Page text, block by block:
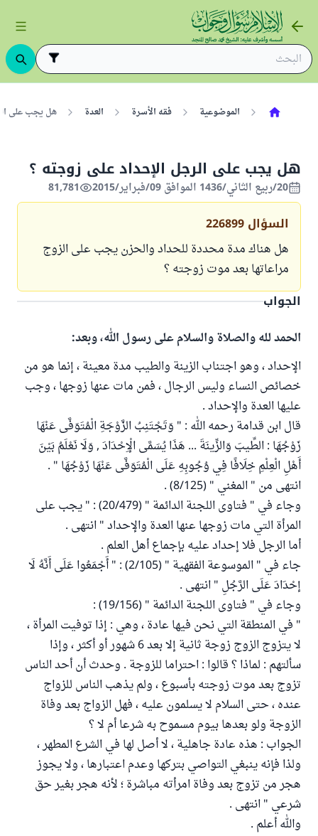
الموضوعية فقه الأسرة العدة هل يجب على
هل يجب على الرجل الإحداد على زوجته ؟
20/ربيع الثاني/1436 الموافق 09/فبراير/2015 81,781
السؤال 226899
هل هناك مدة محددة للحداد والحزن يجب على الزوج
مراعاتها بعد موت زوجته ؟
الجواب
الحمد لله والصلاة والسلام على رسول الله، وبعد:
الإحداد ، وهو اجتناب الزينة والطيب مدة معينة ، إنما هو من
خصائص النساء وليس الرجال ، فمن مات عنها زوجها ، وجب
عليها العدة والإحداد .
قال ابن قدامة رحمه الله : " وَتَجْتَنِبُ الزَّوْجَةِ الْمُتَوَفَّى عَنْهَا
زَوْجُهَا : الطِّيبَ وَالزِّينَةَ ... هَذَا يُسَمَّى الْإِحْدَادَ , وَلَا نَعْلَمُ بَيْنَ
أَهْلِ الْعِلْمِ خِلَافًا فِي وُجُوبِهِ عَلَى الْمُتَوَفَّى عَنْهَا زَوْجُهَا " .
انتهى من " المغني " (8/125) .
وجاء في " فتاوى اللجنة الدائمة " (20/479) : " يجب على
المرأة التي مات زوجها عنها العدة والإحداد " انتهى .
أما الرجل فلا إحداد عليه بإجماع أهل العلم .
جاء في " الموسوعة الفقهية " (2/105) : " أَجْمَعُوا عَلَى أَنَّهُ لَا
إحْدَادَ عَلَى الرَّجُلِ " انتهى .
وجاء في " فتاوى اللجنة الدائمة " (19/156) :
" في المنطقة التي نحن فيها عادة ، وهي : إذا توفيت المرأة ،
لا يتزوج الزوج زوجة ثانية إلا بعد 6 شهور أو أكثر ، وإذا
سألتهم : لماذا ؟ قالوا : احتراما للزوجة . وحدث أن أحد الناس
تزوج بعد موت زوجته بأسبوع ، ولم يذهب الناس للزواج
عنده ، حتى السلام لا يسلمون عليه ، فهل الزواج بعد وفاة
الزوجة ولو بعدها بيوم مسموح به شرعا أم لا ؟
الجواب : هذه عادة جاهلية ، لا أصل لها في الشرع المطهر ،
ولذا فإنه ينبغي التواصي بتركها وعدم اعتبارها ، ولا يجوز
هجر من تزوج بعد وفاة امرأته مباشرة ؛ لأنه هجر بغير حق
شرعي " انتهى .
والله أعلم .